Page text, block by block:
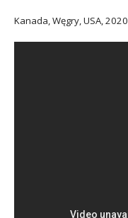
Kanada, Węgry, USA, 2020